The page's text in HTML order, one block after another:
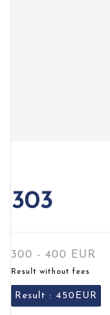
303
300 - 400 EUR
Result without fees
Result : 450EUR